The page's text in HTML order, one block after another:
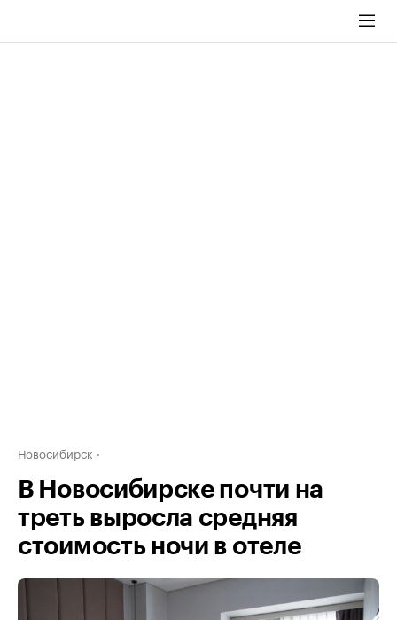
Новосибирск
В Новосибирске почти на
треть выросла средняя
стоимость ночи в отеле